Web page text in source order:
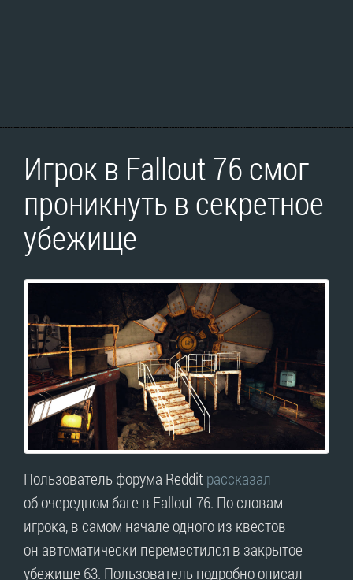
Игрок в Fallout 76 смог
проникнуть в секретное
убежище
Пользователь форума Redditрассказал
об очередном баге в Fallout 76. По словам
игрока, в самом начале одного из квестов
он автоматически переместился в закрытое
убежище 63. Пользователь подробно описал